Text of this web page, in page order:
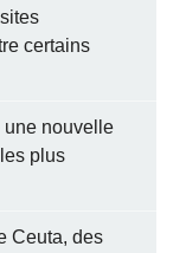
certains
une nouvelle
plus
Ceuta, des